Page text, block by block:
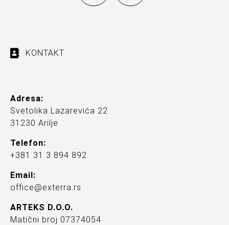
KONTAKT
Adresa:
Svetolika Lazarevića 22
31230 Arilje
Telefon:
+381 31 3 894 892
Email:
office@exterra.rs
ARTEKS D.O.O.
Matični broj 07374054